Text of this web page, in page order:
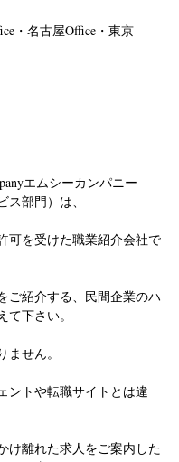
・名古屋Office・東京
エムシーカンパニー
ス部門）は、
可を受けた職業紹介会社で
ご紹介する、民間企業のハ
て下さい。
せん。
ントや転職サイトとは違
け離れた求人をご案内した